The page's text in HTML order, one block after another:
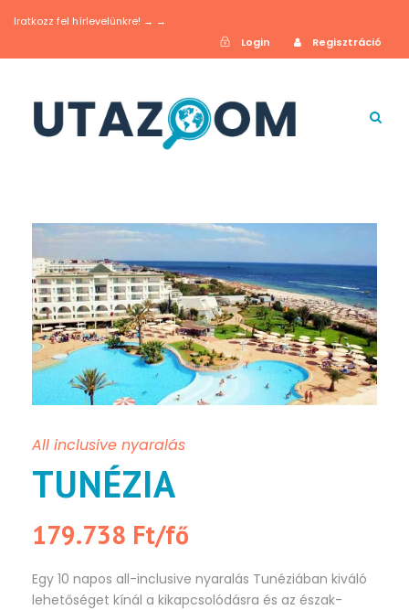
Iratkozz fel hírlevelünkre! → →
Login
Regisztráció
All inclusive nyaralás
TUNÉZIA
179.738 Ft/fő
Egy 10 napos all-inclusive nyaralás Tunéziában kiváló
lehetőséget kínál a kikapcsolódásra és az észak-